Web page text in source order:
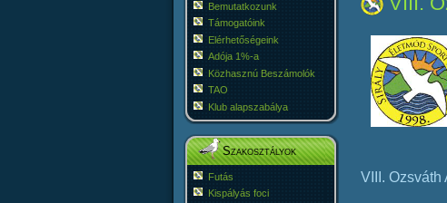
Bemutatkozunk
Támogatóink
Elérhetőségeink
Adója 1%-a
Közhasznú Beszámolók
TAO
Klub alapszabálya
Szakosztályok
Futás
Kispályás foci
VIII.